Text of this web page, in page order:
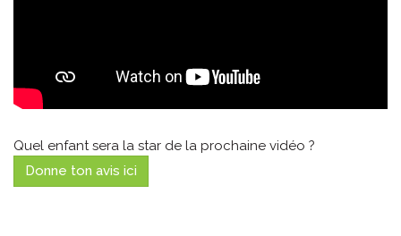
Quel enfant sera la star de la prochaine vidéo ?
Donne ton avis ici